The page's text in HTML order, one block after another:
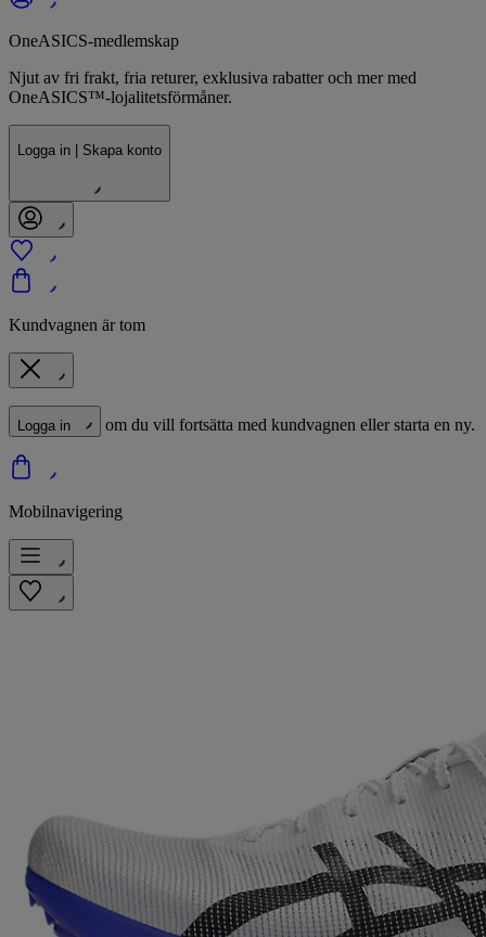
OneASICS-medlemskap
Njut av fri frakt, fria returer, exklusiva rabatter och mer med
OneASICS™-lojalitetsförmåner.
Logga in | Skapa konto
Kundvagnen är tom
Logga in om du vill fortsätta med kundvagnen eller starta en ny.
Mobilnavigering